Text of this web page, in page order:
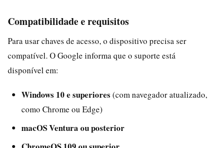
Compatibilidade e requisitos
Para usar chaves de acesso, o dispositivo precisa ser
compatível. O Google informa que o suporte está
disponível em:
Windows 10 e superiores (com navegador atualizado,
como Chrome ou Edge)
macOS Ventura ou posterior